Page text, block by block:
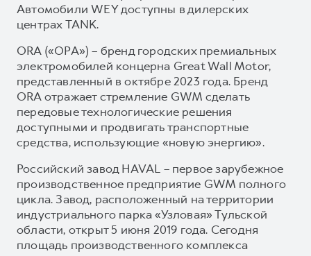
Автомобили WEY доступны в дилерских
центрах TANK.
ORA («ОРА») – бренд городских премиальных
электромобилей концерна Great Wall Motor,
представленный в октябре 2023 года. Бренд
ORA отражает стремление GWM сделать
передовые технологические решения
доступными и продвигать транспортные
средства, использующие «новую энергию».
Российский завод HAVAL – первое зарубежное
производственное предприятие GWM полного
цикла. Завод, расположенный на территории
индустриального парка «Узловая» Тульской
области, открыт 5 июня 2019 года. Сегодня
площадь производственного комплекса